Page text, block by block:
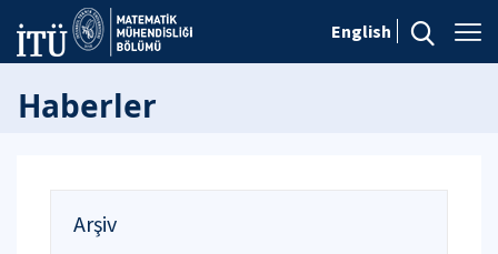
English
Haberler
Arşiv